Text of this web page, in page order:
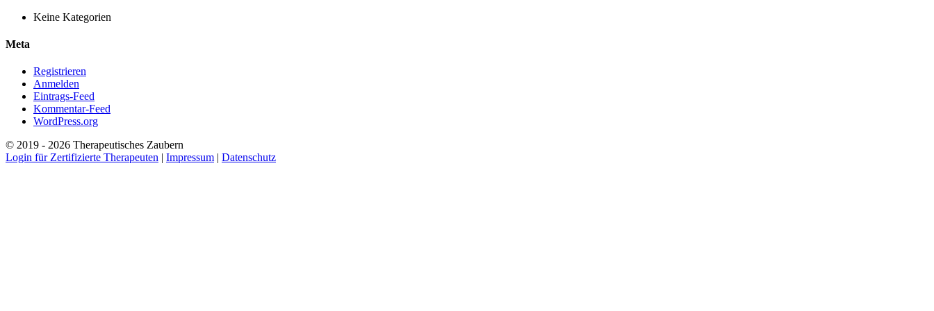
Keine Kategorien
Meta
Registrieren
Anmelden
Eintrags-Feed
Kommentar-Feed
WordPress.org
© 2019 - 2026 Therapeutisches Zaubern
Login für Zertifizierte Therapeuten | Impressum | Datenschutz